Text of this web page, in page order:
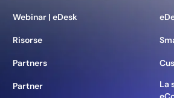
Webinar | eDesk
Risorse
Partners
Partner
La